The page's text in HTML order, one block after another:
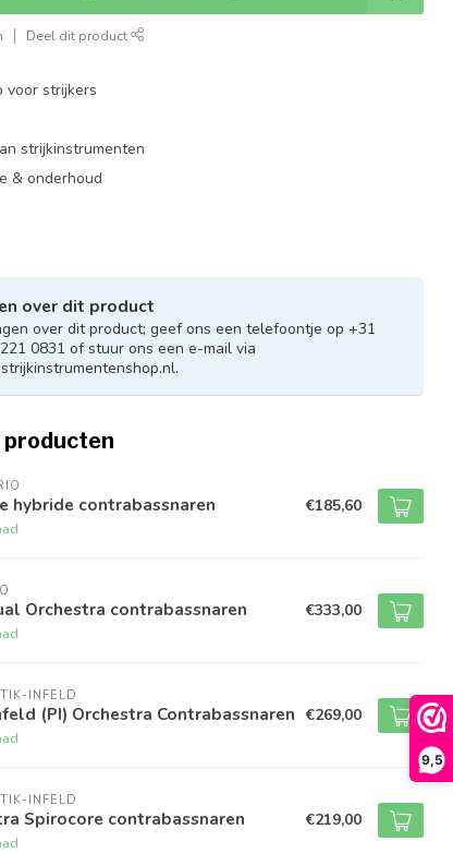
9,5
Deel dit product
voor strijkers
strijkinstrumenten
& onderhoud
over dit product
over dit product; geef ons een telefoontje op +31
0831 of stuur ons een e-mail via
.
hybride contrabassnaren €185,60
Orchestra contrabassnaren €333,00
INFELD
(PI) Orchestra Contrabassnaren €269,00
INFELD
Spirocore contrabassnaren €219,00